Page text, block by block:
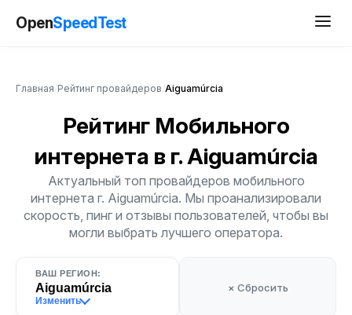
OpenSpeedTest
Главная Рейтинг провайдеров Aiguamúrcia
Рейтинг Мобильного
интернета в г. Aiguamúrcia
Актуальный топ провайдеров мобильного
интернета г. Aiguamúrcia. Мы проанализировали
скорость, пинг и отзывы пользователей, чтобы вы
могли выбрать лучшего оператора.
ВАШ РЕГИОН:
Aiguamúrcia
Изменить
× Сбросить